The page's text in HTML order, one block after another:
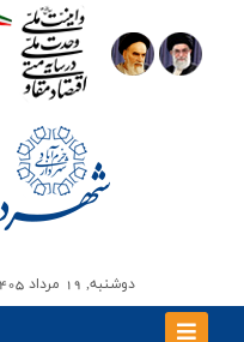
دوشنبه, 19 مرداد 1405